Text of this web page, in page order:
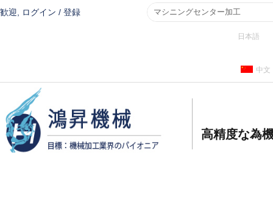
歓迎, ログイン / 登録
日本語
中文
高精度な為